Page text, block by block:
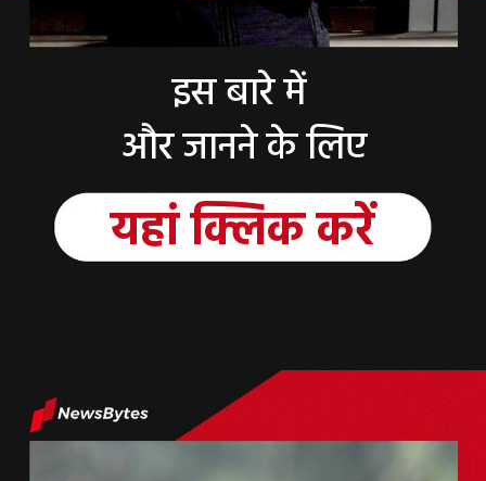
इस बारे में
और जानने के लिए
यहांक्लिककरें